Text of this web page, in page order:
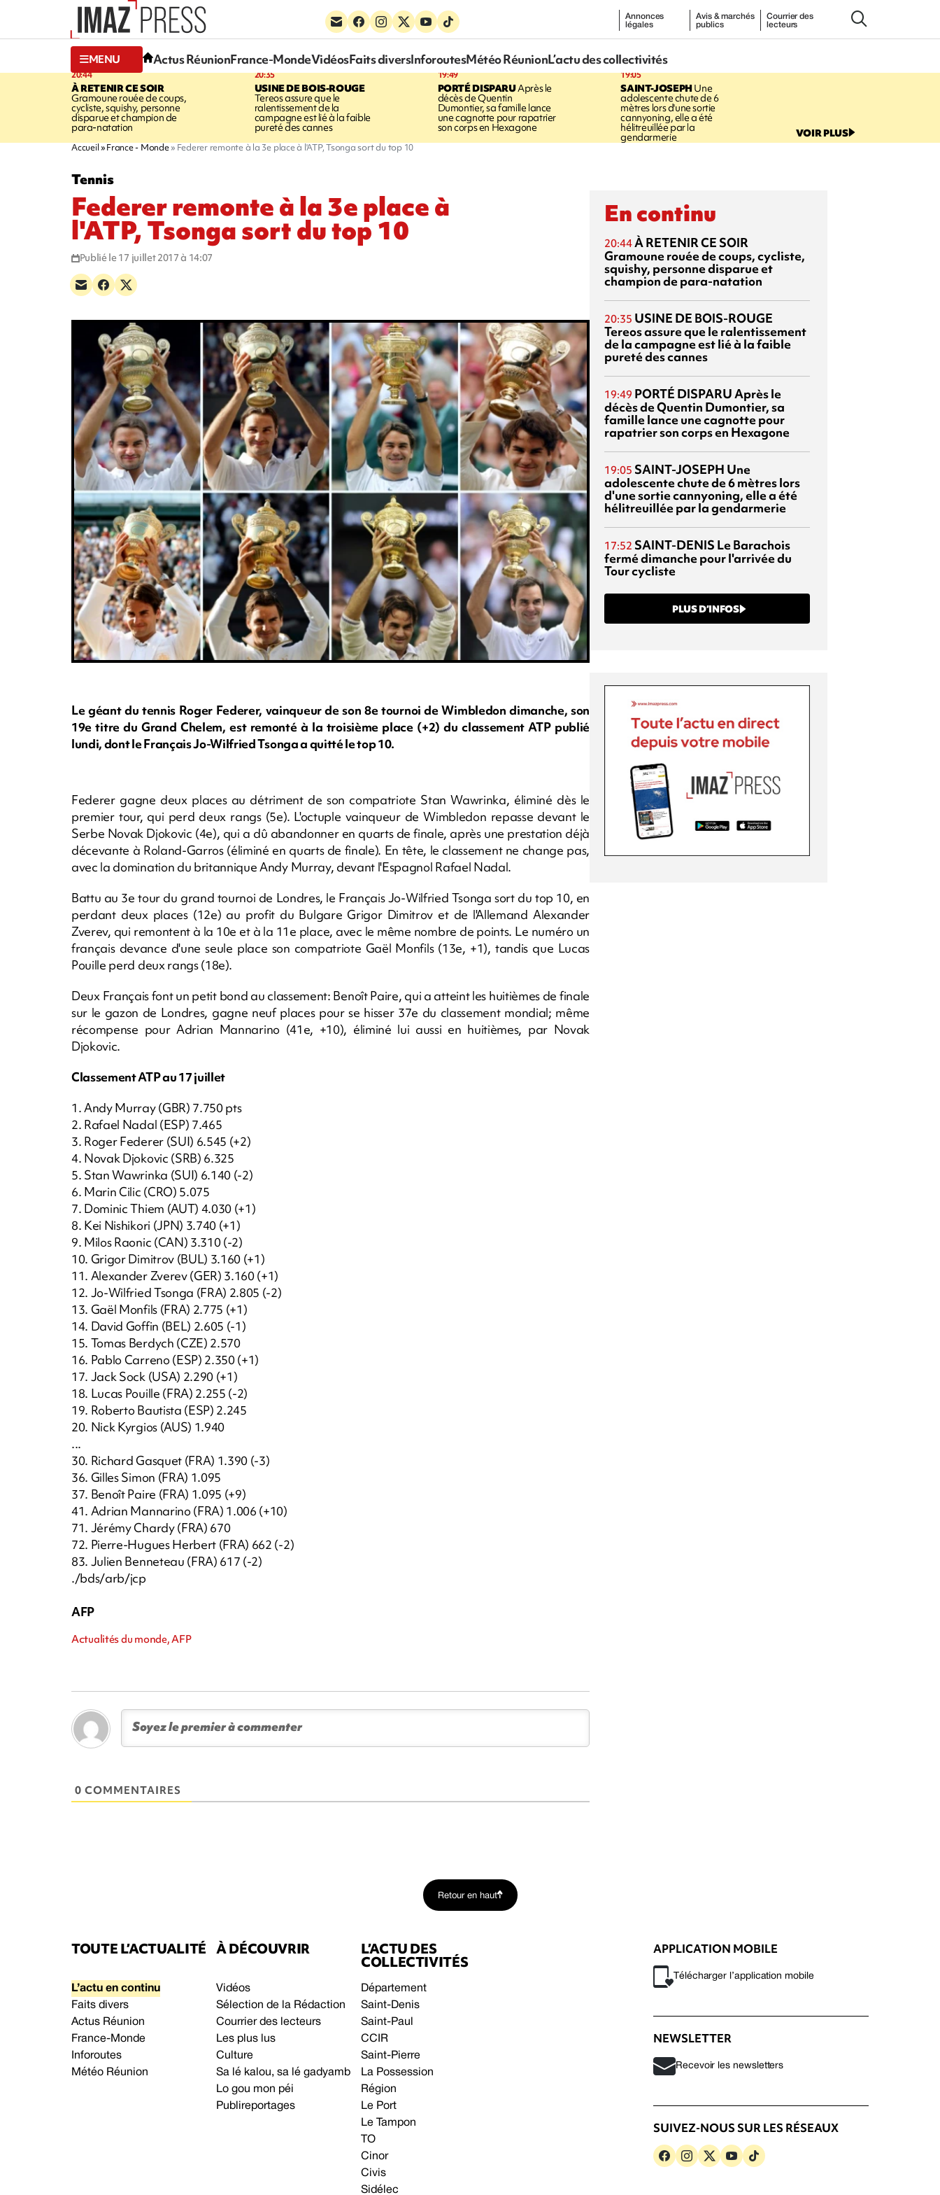
Annonces
légales
Avis & marchés
publics
Courrier des
lecteurs
MENU Actus RéunionFrance-MondeVidéosFaits diversInforoutesMétéo RéunionL’actu des collectivités
20:44
À RETENIR CE SOIR
Gramoune rouée de coups,
cycliste, squishy, personne
disparue et champion de
para-natation
20:35
USINE DE BOIS-ROUGE
Tereos assure que le
ralentissement de la
campagne est lié à la faible
pureté des cannes
19:49
PORTÉ DISPARUAprès le
décès de Quentin
Dumontier, sa famille lance
une cagnotte pour rapatrier
son corps en Hexagone
19:05
SAINT-JOSEPHUne
adolescente chute de 6
mètres lors d'une sortie
cannyoning, elle a été
hélitreuillée par la
gendarmerie VOIR PLUS
Accueil France - Monde Federer remonte à la 3e place à l'ATP, Tsonga sort du top 10
Tennis
Federer remonte à la 3e place à
l'ATP, Tsonga sort du top 10
Publié le 17 juillet 2017 à 14:07
Le géant du tennis Roger Federer, vainqueur de son 8e tournoi de Wimbledon dimanche, son
19e titre du Grand Chelem, est remonté à la troisième place (+2) du classement ATP publié
lundi, dont le Français Jo-Wilfried Tsonga a quitté le top 10.
Federer gagne deux places au détriment de son compatriote Stan Wawrinka, éliminé dès le
premier tour, qui perd deux rangs (5e). L'octuple vainqueur de Wimbledon repasse devant le
Serbe Novak Djokovic (4e), qui a dû abandonner en quarts de finale, après une prestation déjà
décevante à Roland-Garros (éliminé en quarts de finale). En tête, le classement ne change pas,
avec la domination du britannique Andy Murray, devant l'Espagnol Rafael Nadal.
Battu au 3e tour du grand tournoi de Londres, le Français Jo-Wilfried Tsonga sort du top 10, en
perdant deux places (12e) au profit du Bulgare Grigor Dimitrov et de l'Allemand Alexander
Zverev, qui remontent à la 10e et à la 11e place, avec le même nombre de points. Le numéro un
français devance d'une seule place son compatriote Gaël Monfils (13e, +1), tandis que Lucas
Pouille perd deux rangs (18e).
Deux Français font un petit bond au classement: Benoît Paire, qui a atteint les huitièmes de finale
sur le gazon de Londres, gagne neuf places pour se hisser 37e du classement mondial; même
récompense pour Adrian Mannarino (41e, +10), éliminé lui aussi en huitièmes, par Novak
Djokovic.
Classement ATP au 17 juillet
1. Andy Murray (GBR) 7.750 pts
2. Rafael Nadal (ESP) 7.465
3. Roger Federer (SUI) 6.545 (+2)
4. Novak Djokovic (SRB) 6.325
5. Stan Wawrinka (SUI) 6.140 (-2)
6. Marin Cilic (CRO) 5.075
7. Dominic Thiem (AUT) 4.030 (+1)
8. Kei Nishikori (JPN) 3.740 (+1)
9. Milos Raonic (CAN) 3.310 (-2)
10. Grigor Dimitrov (BUL) 3.160 (+1)
11. Alexander Zverev (GER) 3.160 (+1)
12. Jo-Wilfried Tsonga (FRA) 2.805 (-2)
13. Gaël Monfils (FRA) 2.775 (+1)
14. David Goffin (BEL) 2.605 (-1)
15. Tomas Berdych (CZE) 2.570
16. Pablo Carreno (ESP) 2.350 (+1)
17. Jack Sock (USA) 2.290 (+1)
18. Lucas Pouille (FRA) 2.255 (-2)
19. Roberto Bautista (ESP) 2.245
20. Nick Kyrgios (AUS) 1.940
...
30. Richard Gasquet (FRA) 1.390 (-3)
36. Gilles Simon (FRA) 1.095
37. Benoît Paire (FRA) 1.095 (+9)
41. Adrian Mannarino (FRA) 1.006 (+10)
71. Jérémy Chardy (FRA) 670
72. Pierre-Hugues Herbert (FRA) 662 (-2)
83. Julien Benneteau (FRA) 617 (-2)
./bds/arb/jcp
AFP
Actualités du monde, AFP
0 COMMENTAIRES
En continu
20:44À RETENIR CE SOIR
Gramoune rouée de coups, cycliste,
squishy, personne disparue et
champion de para-natation
20:35 USINE DE BOIS-ROUGE
Tereos assure que le ralentissement
de la campagne est lié à la faible
pureté des cannes
19:49 PORTÉ DISPARUAprès le
décès de Quentin Dumontier, sa
famille lance une cagnotte pour
rapatrier son corps en Hexagone
19:05 SAINT-JOSEPH Une
adolescente chute de 6 mètres lors
d'une sortie cannyoning, elle a été
hélitreuillée par la gendarmerie
17:52 SAINT-DENIS Le Barachois
fermé dimanche pour l'arrivée du
Tour cycliste
PLUS D’INFOS
Retour en haut
TOUTE L’ACTUALITÉ
L’actu en continu
Faits divers
Actus Réunion
France-Monde
Inforoutes
Météo Réunion
À DÉCOUVRIR
Vidéos
Sélection de la Rédaction
Courrier des lecteurs
Les plus lus
Culture
Sa lé kalou, sa lé gadyamb
Lo gou mon péi
Publireportages
L’ACTU DES
COLLECTIVITÉS
Département
Saint-Denis
Saint-Paul
CCIR
Saint-Pierre
La Possession
Région
Le Port
Le Tampon
TO
Cinor
Civis
Sidélec
APPLICATION MOBILE
Télécharger l’application mobile
NEWSLETTER
Recevoir les newsletters
SUIVEZ-NOUS SUR LES RÉSEAUX